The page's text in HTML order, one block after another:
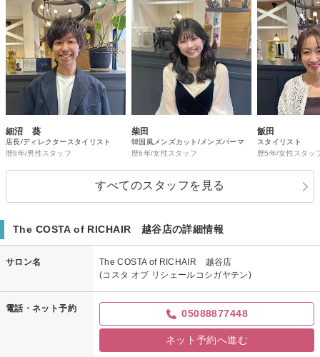
細沼 葵
店長/ディレクタースタイリスト
歴8年/男性スタッフ
柴田
韓国風メンズカット/メンズパーマ
歴6年/女性スタッフ
飯田
スタイリスト
歴5年/女性スタッ
すべてのスタッフを見る
The COSTA of RICHAIR 越谷店の詳細情報
サロン名
The COSTA of RICHAIR 越谷店
(コスタ オブ リシェールコシガヤテン)
電話・ネット予約 05088877448
ネット予約へ進む